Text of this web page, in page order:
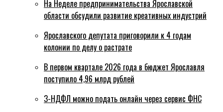
На Неделе предпринимательства Ярославской
области обсудили развитие креативных индустрий
Ярославского депутата приговорили к 4 годам
колонии по делу о растрате
В первом квартале 2026 года в бюджет Ярославля
поступило 4,96 млрд рублей
3-НДФЛ можно подать онлайн через сервис ФНС